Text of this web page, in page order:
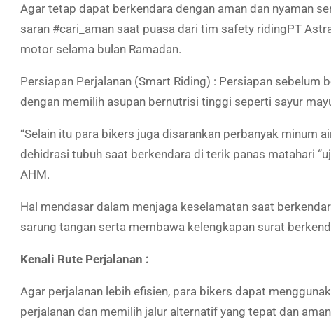
Agar tetap dapat berkendara dengan aman dan nyaman
saran #cari_aman saat puasa dari tim safety ridingPT
motor selama bulan Ramadan.
Persiapan Perjalanan (Smart Riding) : Persiapan sebelum
dengan memilih asupan bernutrisi tinggi seperti sayur
“Selain itu para bikers juga disarankan perbanyak minum
dehidrasi tubuh saat berkendara di terik panas matahari
AHM.
Hal mendasar dalam menjaga keselamatan saat
sarung tangan serta membawa kelengkapan surat
Kenali Rute Perjalanan :
Agar perjalanan lebih efisien, para bikers dapat
perjalanan dan memilih jalur alternatif yang tepat dan